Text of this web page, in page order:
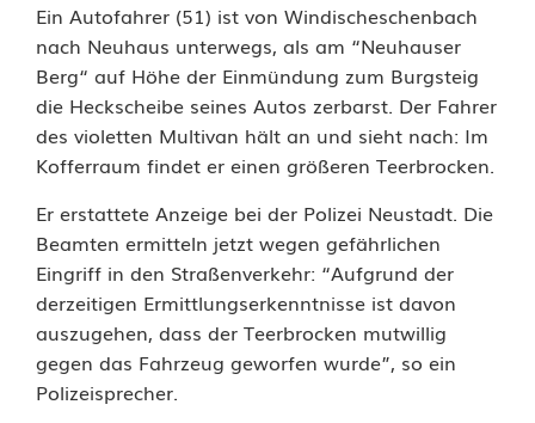
i
e
g
t
d
u
r
c
h
Ein Autofahrer (51) ist von Windischeschenbach
nach Neuhaus unterwegs, als am “Neuhauser
Berg“ auf Höhe der Einmündung zum Burgsteig
die Heckscheibe seines Autos zerbarst. Der Fahrer
des violetten Multivan hält an und sieht nach: Im
Kofferraum findet er einen größeren Teerbrocken.
Er erstattete Anzeige bei der Polizei Neustadt. Die
Beamten ermitteln jetzt wegen gefährlichen
Eingriff in den Straßenverkehr: “Aufgrund der
derzeitigen Ermittlungserkenntnisse ist davon
auszugehen, dass der Teerbrocken mutwillig
gegen das Fahrzeug geworfen wurde”, so ein
Polizeisprecher.